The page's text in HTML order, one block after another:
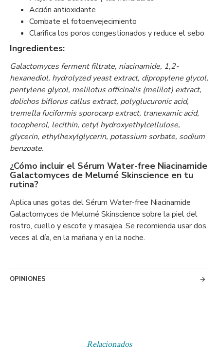
Relacionados
Acción antioxidante
Combate el fotoenvejecimiento
Clarifica los poros congestionados y reduce el sebo
Ingredientes:
Galactomyces ferment filtrate, niacinamide, 1,2-
hexanediol, hydrolyzed yeast extract, dipropylene glycol,
pentylene glycol, melilotus officinalis (melilot) extract,
dolichos biflorus callus extract, polyglucuronic acid,
tremella fuciformis sporocarp extract, tranexamic acid,
tocopherol, lecithin, cetyl hydroxyethylcellulose,
glycerin, ethylhexylglycerin, potassium sorbate, sodium
benzoate.
¿Cómo incluir el Sérum Water-free Niacinamide
Galactomyces de Melumé Skinscience en tu
rutina?
Aplica unas gotas del Sérum Water-free Niacinamide
Galactomyces de Melumé Skinscience sobre la piel del
rostro, cuello y escote y masajea. Se recomienda usar dos
veces al día, en la mañana y en la noche.
OPINIONES